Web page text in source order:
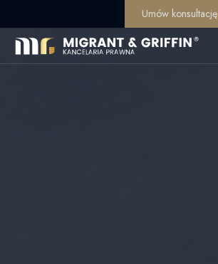
Umów konsultację